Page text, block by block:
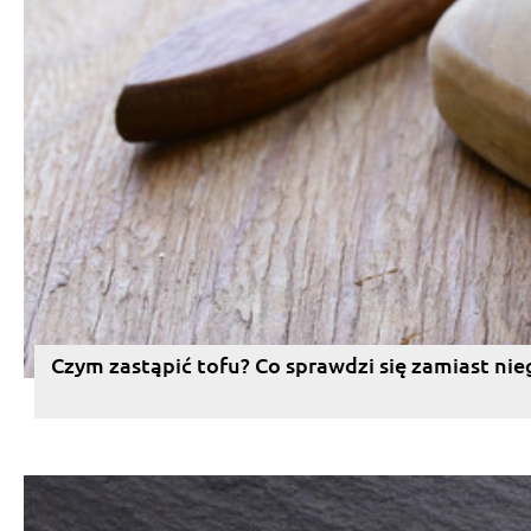
Czym zastąpić tofu? Co sprawdzi się zamiast